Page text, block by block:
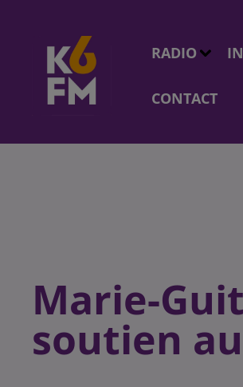
RADIO
CONTACT
Marie-
soutien